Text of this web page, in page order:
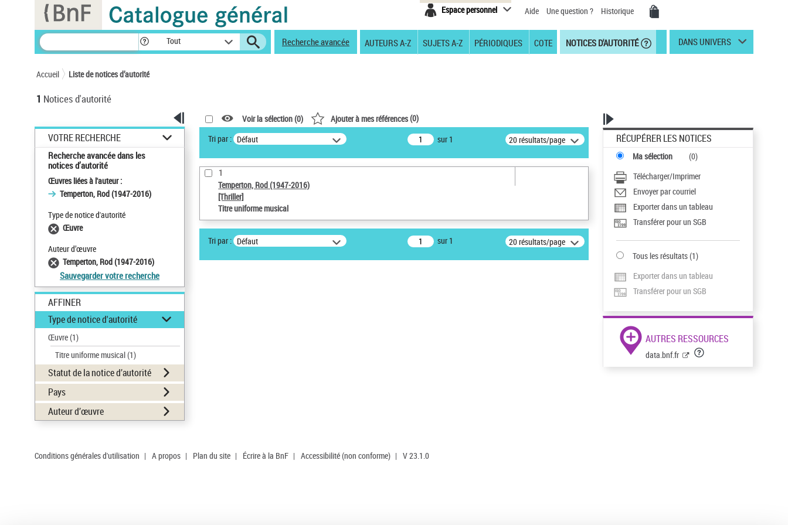
Espace personnel Aide Une question ? Historique
Tout Recherche avancée AUTEURS A-Z SUJETS A-Z PÉRIODIQUES COTE NOTICES D'AUTORITÉ DANS UNIVERS
Accueil Liste de notices d’autorité
1 Notices d'autorité
VOTRE RECHERCHE
Recherche avancée dans les
notices d’autorité
Œuvres liées à l'auteur :
Temperton, Rod (1947-2016)
Type de notice d'autorité
Œuvre
Auteur d’œuvre
Temperton, Rod (1947-2016)
Sauvegarder votre recherche
AFFINER
Type de notice d'autorité
Œuvre(1)
Titre uniforme musical(1)
Statut de la notice d’autorité
Pays
Auteur d’œuvre
Voir la sélection (0) Ajouter à mes références(0)
Tri par : Défaut sur 1 20 résultats/page
1
Temperton, Rod (1947-2016)
[Thriller]
Titre uniforme musical
Tri par : Défaut sur 1 20 résultats/page
RÉCUPÉRER LES NOTICES
Ma sélection (0)
Télécharger/Imprimer
Envoyer par courriel
Exporter dans un tableau
Transférer pour un SGB
Tous les résultats(1)
Exporter dans un tableau
Transférer pour un SGB
AUTRES RESSOURCES
data.bnf.fr
Conditions générales d'utilisation | A propos | Plan du site | Écrire à la BnF | Accessibilité (non conforme) | V 23.1.0
Panneau de gestion des cookies